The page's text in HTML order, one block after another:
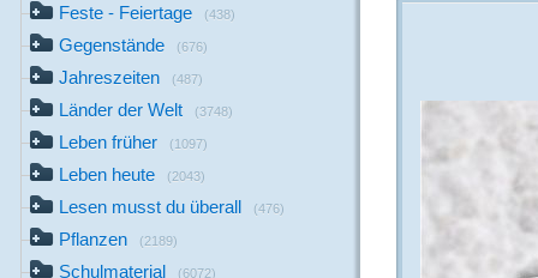
Feste - Feiertage (438)
Gegenstände (676)
Jahreszeiten (487)
Länder der Welt (3748)
Leben früher (1097)
Leben heute (2043)
Lesen musst du überall (476)
Pflanzen (2189)
Schulmaterial (6072)